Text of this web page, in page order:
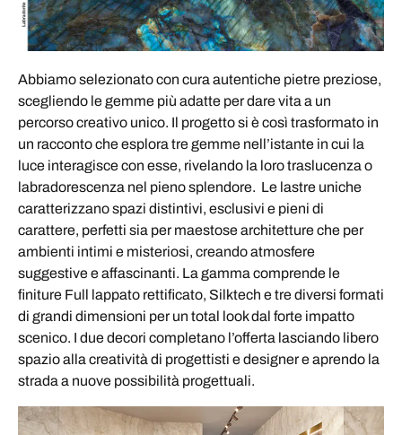
Abbiamo selezionato con cura autentiche pietre preziose,
scegliendo le gemme più adatte per dare vita a un
percorso creativo unico. Il progetto si è così trasformato in
un racconto che esplora tre gemme nell’istante in cui la
luce interagisce con esse, rivelando la loro traslucenza o
labradorescenza nel pieno splendore. Le lastre uniche
caratterizzano spazi distintivi, esclusivi e pieni di
carattere, perfetti sia per maestose architetture che per
ambienti intimi e misteriosi, creando atmosfere
suggestive e affascinanti. La gamma comprende le
finiture Full lappato rettificato, Silktech e tre diversi formati
di grandi dimensioni per un total look dal forte impatto
scenico. I due decori completano l’offerta lasciando libero
spazio alla creatività di progettisti e designer e aprendo la
strada a nuove possibilità progettuali.